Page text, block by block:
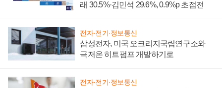
래 30.5%·김민석 29.6%, 0.9%p 초접전
전자·전기·정보통신
삼성전자, 미국 오크리지국립연구소와
극저온 히트펌프 개발하기로
전자·전기·정보통신